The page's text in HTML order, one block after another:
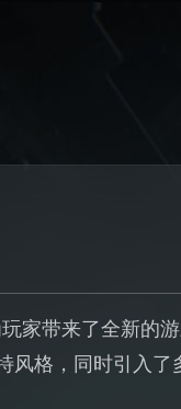
家带来了全新的
风格，同时引入